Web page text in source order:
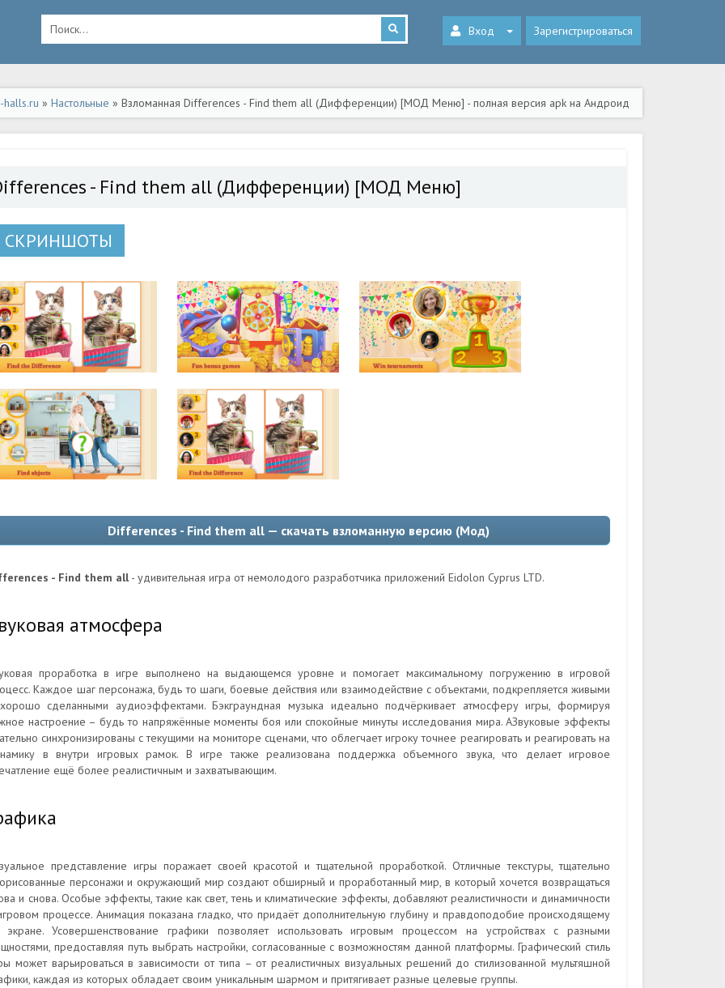
Вход Зарегистрироваться
halls.ru » Настольные » Взломанная Differences - Find them all (Дифференции) [МОД Меню] - полная версия apk на Андроид
- Find them all (Дифференции) [МОД Меню]
СКРИНШОТЫ
Differences - Find them all — скачать взломанную версию (Мод)
- Find them all- удивительная игра от немолодого разработчика приложений Eidolon Cyprus LTD.
атмосфера
проработка в игре выполнено на выдающемся уровне и помогает максимальному погружению в игровой
Каждое шаг персонажа, будь то шаги, боевые действия или взаимодействие с объектами, подкрепляется живыми
сделанными аудиоэффектами. Бэкграундная музыка идеально подчёркивает атмосферу игры, формируя
настроение – будь то напряжённые моменты боя или спокойные минуты исследования мира. АЗвуковые эффекты
синхронизированы с текущими на мониторе сценами, что облегчает игроку точнее реагировать и реагировать на
в внутри игровых рамок. В игре также реализована поддержка объемного звука, что делает игровое
ещё более реалистичным и захватывающим.
представление игры поражает своей красотой и тщательной проработкой. Отличные текстуры, тщательно
персонажи и окружающий мир создают обширный и проработанный мир, в который хочется возвращаться
и снова. Особые эффекты, такие как свет, тень и климатические эффекты, добавляют реалистичности и динамичности
процессе. Анимация показана гладко, что придаёт дополнительную глубину и правдоподобие происходящему
экране. Усовершенствование графики позволяет использовать игровым процессом на устройствах с разными
предоставляя путь выбрать настройки, согласованные с возможностям данной платформы. Графический стиль
может варьироваться в зависимости от типа – от реалистичных визуальных решений до стилизованной мультяшной
каждая из которых обладает своим уникальным шармом и притягивает разные целевые группы.